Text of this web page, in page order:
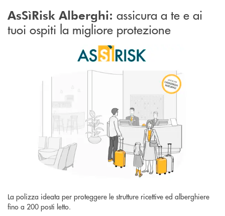
AsSìRisk Alberghi: assicura a te e ai
tuoi ospiti la migliore protezione
La polizza ideata per proteggere le strutture ricettive ed alberghiere
fino a 200 posti letto.